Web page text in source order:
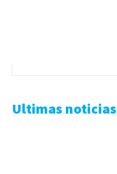
Ultimas noticias